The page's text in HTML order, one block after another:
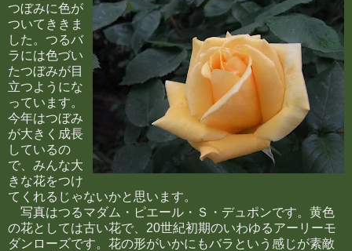
つぼみに色が
ついてききま
した。つるバ
ラには色づい
たつぼみが目
立つようにな
っています。
今年はつぼみ
が大きく成長
しているの
で、みんな大
きな花をつけ
てくれるじゃないかと思います。
写真はつるマダム・ピエール・Ｓ・デュポンです。黄色
の花としては古い花で、20世紀初期のいわゆるアーリーモ
ダンローズです。花の形がいかにもバラという感じが素敵